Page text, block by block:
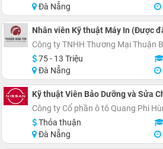
Đà Nẵng
Nhân viên Kỹ thuật Máy In (Được
Công ty TNHH Thương Mại Thuận
75 - 13 Triệu
Đà Nẵng
Kỹ thuật Viên Bảo Dưỡng và Sửa
Công ty Cổ phần ô tô Quang Phi
Thỏa thuận
Đà Nẵng